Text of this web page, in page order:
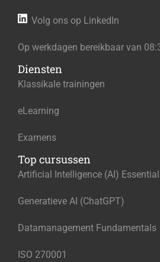
Volg ons op LinkedIn
Op werkdagen bereikbaar van
Diensten
Klassikale trainingen
eLearning
Examens
Top cursussen
Artificial Intelligence (AI)
Generatieve AI (ChatGPT)
Datamanagement Fundamentals
ISO 270001